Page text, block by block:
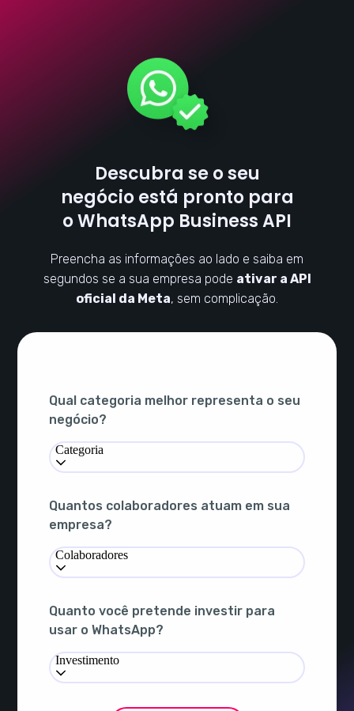
Qual categoria melhor representa o seu
negócio?
Categoria
Quantos colaboradores atuam em sua
empresa?
Colaboradores
Quanto você pretende investir para
usar o WhatsApp?
Investimento
Descubra se o seu
negócio está pronto para
o WhatsApp Business API
Preencha as informações ao lado e saiba em
segundos se a sua empresa pode ativar a API
oficial da Meta, sem complicação.